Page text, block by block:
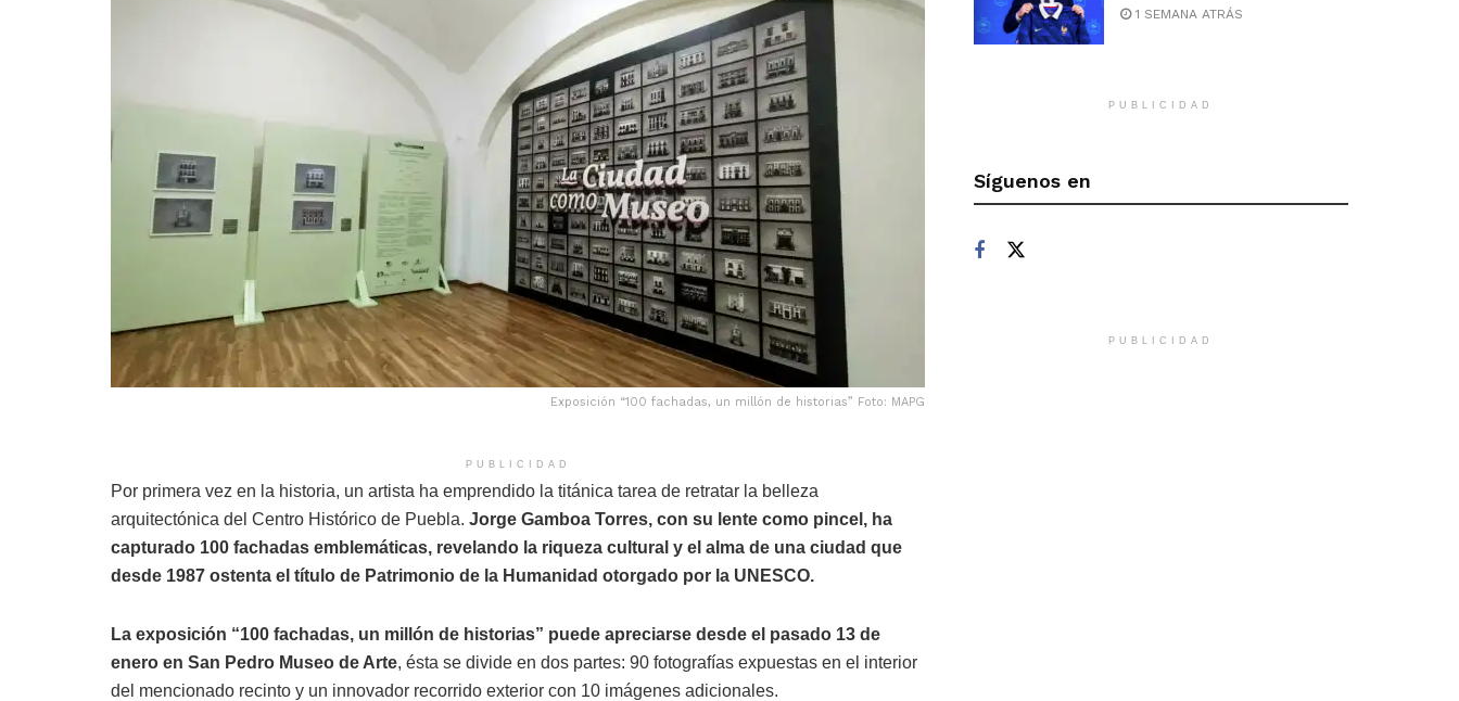
Exposición “100 fachadas, un millón de historias” Foto: MAPG
PUBLICIDAD
Por primera vez en la historia, un artista ha emprendido la titánica tarea de retratar la belleza
arquitectónica del Centro Histórico de Puebla. Jorge Gamboa Torres, con su lente como pincel, ha
capturado 100 fachadas emblemáticas, revelando la riqueza cultural y el alma de una ciudad que
desde 1987 ostenta el título de Patrimonio de la Humanidad otorgado por la UNESCO.
La exposición “100 fachadas, un millón de historias” puede apreciarse desde el pasado 13 de
enero en San Pedro Museo de Arte, ésta se divide en dos partes: 90 fotografías expuestas en el interior
del mencionado recinto y un innovador recorrido exterior con 10 imágenes adicionales.
1 SEMANA ATRÁS
PUBLICIDAD
Síguenos en
PUBLICIDAD